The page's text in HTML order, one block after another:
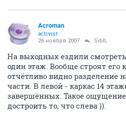
Acroman
activist
26 ноября 2007 SibIL
На выходных ездили
один этаж. Вообще строят его
отчётливо видно разделение
части. В левой - каркас 14
завершённых. Такое
достроить то, что слева )).